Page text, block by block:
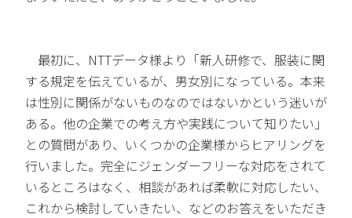
最初に、NTTデータ様より「新人研修で、服装に関
する規定を伝えているが、男女別になっている。本来
は性別に関係がないものなのではないかという迷いが
ある。他の企業での考え方や実践について知りたい」
との質問があり、いくつかの企業様からヒアリングを
行いました。完全にジェンダーフリーな対応をされて
いるところはなく、相談があれば柔軟に対応したい、
これから検討していきたい、などのお答えをいただき